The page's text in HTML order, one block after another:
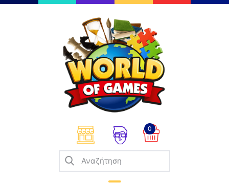
0
Επιτραπέζια
Παζλ
Παιχνίδια Καρτών
Σπαζοκεφαλιές
Κατασκευές
Καλλιτεχνικά
Μοντελισμός
Βιβλία